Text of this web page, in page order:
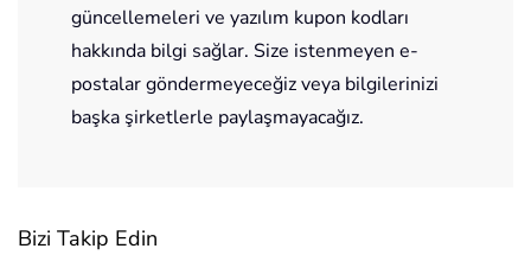
güncellemeleri ve yazılım kupon kodları
hakkında bilgi sağlar. Size istenmeyen e-
postalar göndermeyeceğiz veya bilgilerinizi
başka şirketlerle paylaşmayacağız.
Bizi Takip Edin